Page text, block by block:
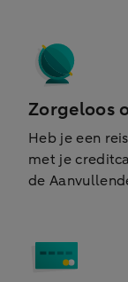
Zorgeloos
Heb je een
met je
de